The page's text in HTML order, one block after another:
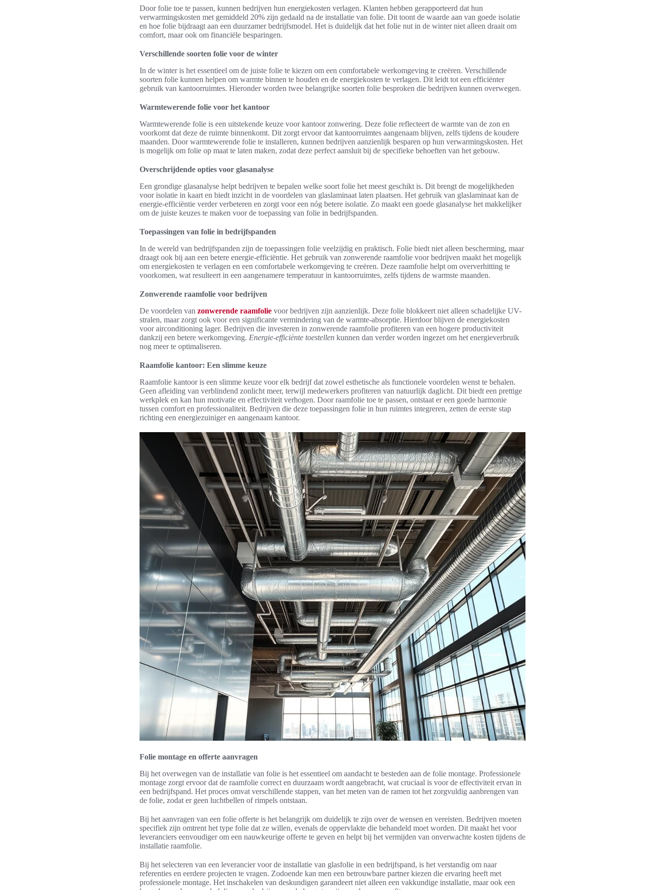
Door folie toe te passen, kunnen bedrijven hun energiekosten verlagen. Klanten hebben gerapporteerd dat hun
verwarmingskosten met gemiddeld 20% zijn gedaald na de installatie van folie. Dit toont de waarde aan van goede isolatie
en hoe folie bijdraagt aan een duurzamer bedrijfsmodel. Het is duidelijk dat het folie nut in de winter niet alleen draait om
comfort, maar ook om financiële besparingen.
Verschillende soorten folie voor de winter
In de winter is het essentieel om de juiste folie te kiezen om een comfortabele werkomgeving te creëren. Verschillende
soorten folie kunnen helpen om warmte binnen te houden en de energiekosten te verlagen. Dit leidt tot een efficiënter
gebruik van kantoorruimtes. Hieronder worden twee belangrijke soorten folie besproken die bedrijven kunnen overwegen.
Warmtewerende folie voor het kantoor
Warmtewerende folie is een uitstekende keuze voor kantoor zonwering. Deze folie reflecteert de warmte van de zon en
voorkomt dat deze de ruimte binnenkomt. Dit zorgt ervoor dat kantoorruimtes aangenaam blijven, zelfs tijdens de koudere
maanden. Door warmtewerende folie te installeren, kunnen bedrijven aanzienlijk besparen op hun verwarmingskosten. Het
is mogelijk om folie op maat te laten maken, zodat deze perfect aansluit bij de specifieke behoeften van het gebouw.
Overschrijdende opties voor glasanalyse
Een grondige glasanalyse helpt bedrijven te bepalen welke soort folie het meest geschikt is. Dit brengt de mogelijkheden
voor isolatie in kaart en biedt inzicht in de voordelen van glaslaminaat laten plaatsen. Het gebruik van glaslaminaat kan de
energie-efficiëntie verder verbeteren en zorgt voor een nóg betere isolatie. Zo maakt een goede glasanalyse het makkelijker
om de juiste keuzes te maken voor de toepassing van folie in bedrijfspanden.
Toepassingen van folie in bedrijfspanden
In de wereld van bedrijfspanden zijn de toepassingen folie veelzijdig en praktisch. Folie biedt niet alleen bescherming, maar
draagt ook bij aan een betere energie-efficiëntie. Het gebruik van zonwerende raamfolie voor bedrijven maakt het mogelijk
om energiekosten te verlagen en een comfortabele werkomgeving te creëren. Deze raamfolie helpt om oververhitting te
voorkomen, wat resulteert in een aangenamere temperatuur in kantoorruimtes, zelfs tijdens de warmste maanden.
Zonwerende raamfolie voor bedrijven
De voordelen van zonwerende raamfolie voor bedrijven zijn aanzienlijk. Deze folie blokkeert niet alleen schadelijke UV-
stralen, maar zorgt ook voor een significante vermindering van de warmte-absorptie. Hierdoor blijven de energiekosten
voor airconditioning lager. Bedrijven die investeren in zonwerende raamfolie profiteren van een hogere productiviteit
dankzij een betere werkomgeving. Energie-efficiënte toestellen kunnen dan verder worden ingezet om het energieverbruik
nog meer te optimaliseren.
Raamfolie kantoor: Een slimme keuze
Raamfolie kantoor is een slimme keuze voor elk bedrijf dat zowel esthetische als functionele voordelen wenst te behalen.
Geen afleiding van verblindend zonlicht meer, terwijl medewerkers profiteren van natuurlijk daglicht. Dit biedt een prettige
werkplek en kan hun motivatie en effectiviteit verhogen. Door raamfolie toe te passen, ontstaat er een goede harmonie
tussen comfort en professionaliteit. Bedrijven die deze toepassingen folie in hun ruimtes integreren, zetten de eerste stap
richting een energiezuiniger en aangenaam kantoor.
Folie montage en offerte aanvragen
Bij het overwegen van de installatie van folie is het essentieel om aandacht te besteden aan de folie montage. Professionele
montage zorgt ervoor dat de raamfolie correct en duurzaam wordt aangebracht, wat cruciaal is voor de effectiviteit ervan in
een bedrijfspand. Het proces omvat verschillende stappen, van het meten van de ramen tot het zorgvuldig aanbrengen van
de folie, zodat er geen luchtbellen of rimpels ontstaan.
Bij het aanvragen van een folie offerte is het belangrijk om duidelijk te zijn over de wensen en vereisten. Bedrijven moeten
specifiek zijn omtrent het type folie dat ze willen, evenals de oppervlakte die behandeld moet worden. Dit maakt het voor
leveranciers eenvoudiger om een nauwkeurige offerte te geven en helpt bij het vermijden van onverwachte kosten tijdens de
installatie raamfolie.
Bij het selecteren van een leverancier voor de installatie van glasfolie in een bedrijfspand, is het verstandig om naar
referenties en eerdere projecten te vragen. Zodoende kan men een betrouwbare partner kiezen die ervaring heeft met
professionele montage. Het inschakelen van deskundigen garandeert niet alleen een vakkundige installatie, maar ook een